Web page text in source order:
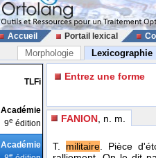
Accueil Portail lexical
Morphologie Lexicographie
TLFi
Académie
9e édition
Académie
e
Entrez une forme
FANION , n. m.
T. militaire. Pièce